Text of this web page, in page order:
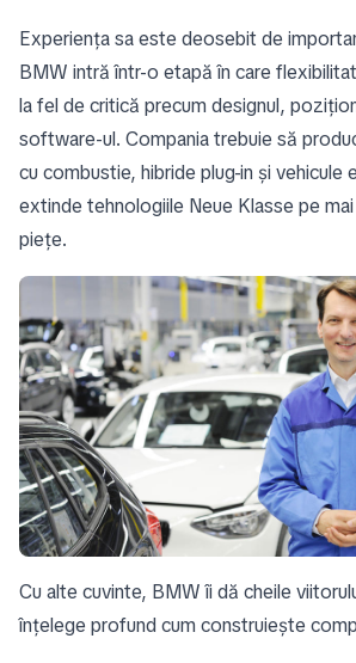
Experiența sa este deosebit de
BMW intră într-o etapă în care
la fel de critică precum designul,
software-ul. Compania trebuie să
cu combustie, hibride plug-in și vehicule
extinde tehnologiile Neue Klasse pe
piețe.
Cu alte cuvinte, BMW îi dă cheile
înțelege profund cum construiește